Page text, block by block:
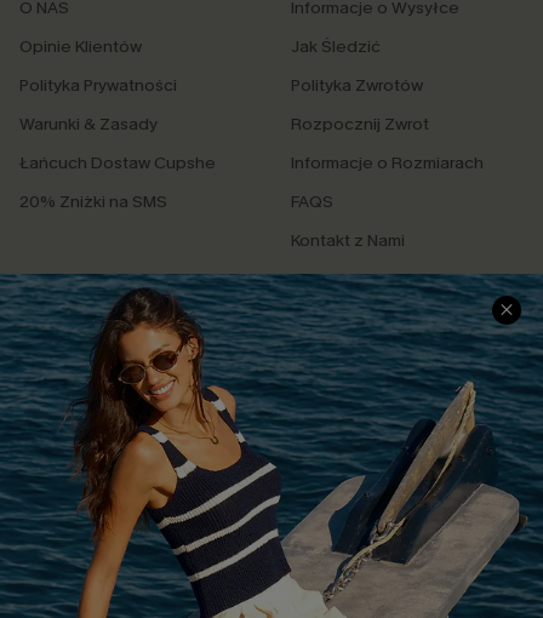
O NAS
Opinie Klientów
Polityka Prywatności
Warunki & Zasady
Łańcuch Dostaw Cupshe
20% Zniżki na SMS
Informacje o Wysyłce
Jak Śledzić
Polityka Zwrotów
Rozpocznij Zwrot
Informacje o Rozmiarach
FAQS
Kontakt z Nami
POPULARNA KOLEKCJA
Sale
Nowości
Modne Sukienki
Niezbędnik na Wakacje
Miękka Dzianina
Kontroli Brzucha
Wysokim Stanem